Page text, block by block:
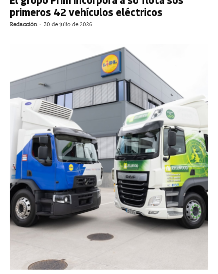
primeros 42 vehículos eléctricos
Redacción - 30 de julio de 2026